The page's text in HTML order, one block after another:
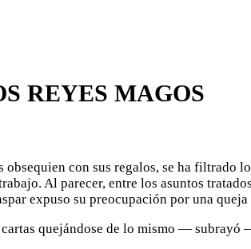
REYES MAGOS
obsequien con sus regalos, se ha filtrado
Al parecer, entre los asuntos
expuso su preocupación por una
quejándose de lo mismo —